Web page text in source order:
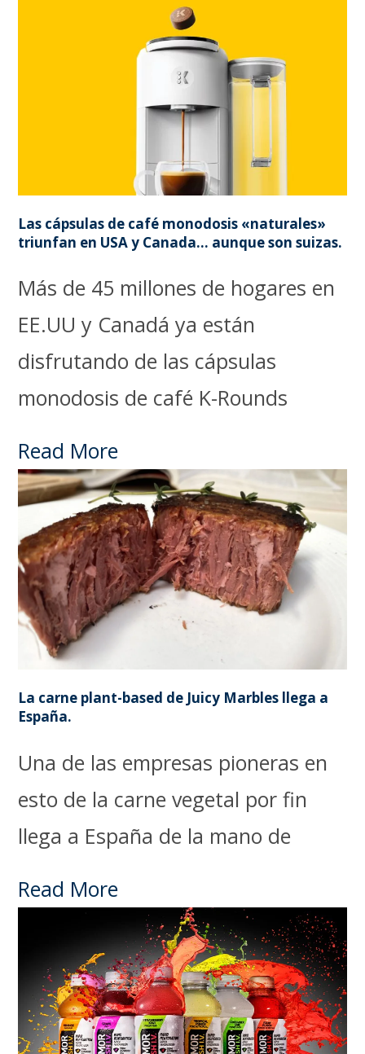
Las cápsulas de café monodosis «naturales»
triunfan en USA y Canada… aunque son suizas.
Más de 45 millones de hogares en
EE.UU y Canadá ya están
disfrutando de las cápsulas
monodosis de café K-Rounds
Read More
La carne plant-based de Juicy Marbles llega a
España.
Una de las empresas pioneras en
esto de la carne vegetal por fin
llega a España de la mano de
Read More